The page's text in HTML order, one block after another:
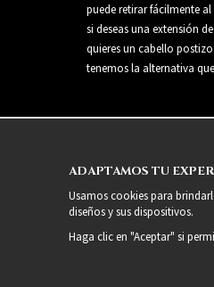
puede retirar fácilmente
si deseas una extensión
quieres un cabello
tenemos la alternativa
ADAPTAMOS TU
Usamos cookies para
diseños y sus dispositivos.
Haga clic en "Aceptar" si